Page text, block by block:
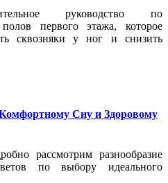
руководство по
первого этажа, которое
сквозняки у ног и снизить
Сну и Здоровому
рассмотрим разнообразие
по выбору идеального